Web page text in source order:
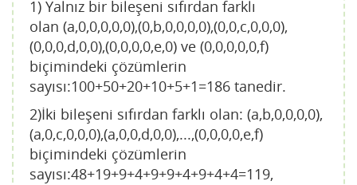
1) Yalnız bir bileşeni sıfırdan farklı
olan (a,0,0,0,0,0),(0,b,0,0,0,0),(0,0,c,0,0,0),
(0,0,0,d,0,0),(0,0,0,0,e,0) ve (0,0,0,0,0,f)
biçimindeki çözümlerin
sayısı:100+50+20+10+5+1=186 tanedir.
2)İki bileşeni sıfırdan farklı olan: (a,b,0,0,0,0),
(a,0,c,0,0,0),(a,0,0,d,0,0),...,(0,0,0,0,e,f)
biçimindeki çözümlerin
sayısı:48+19+9+4+9+9+4+9+4+4=119,